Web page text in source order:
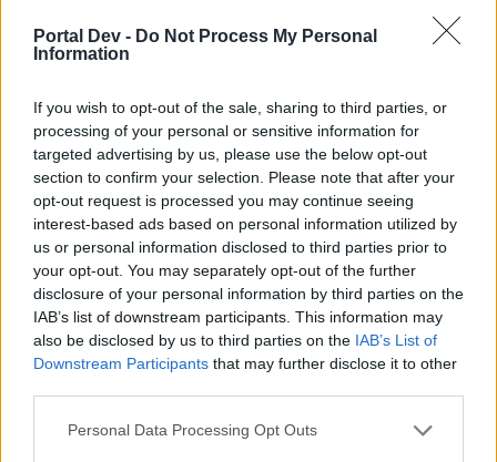
Portal Dev - Do Not Process My Personal
Information
If you wish to opt-out of the sale, sharing to third parties, or
processing of your personal or sensitive information for
targeted advertising by us, please use the below opt-out
section to confirm your selection. Please note that after your
opt-out request is processed you may continue seeing
interest-based ads based on personal information utilized by
us or personal information disclosed to third parties prior to
your opt-out. You may separately opt-out of the further
disclosure of your personal information by third parties on the
IAB’s list of downstream participants. This information may
also be disclosed by us to third parties on the IAB’s List of
Downstream Participants that may further disclose it to other
Personal Data Processing Opt Outs
15. 670 6080
kókuszkoktél
3 Trágyás
láda
16. 710 6790
975.000 TP
2 aranybanán
17. 750 7540
szezonzseton
6
barkácscucc
xl
1 TP/TTP